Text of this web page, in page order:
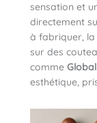
sensation et
directement
à fabriquer,
sur des
comme Global
esthétique,